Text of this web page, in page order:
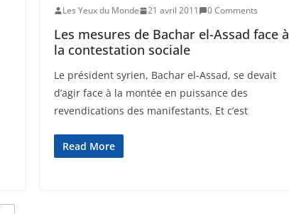
Les Yeux du Monde 21 avril 2011 0 Comments
Les mesures de Bachar el-Assad face à
la contestation sociale
Le président syrien, Bachar el-Assad, se devait
d’agir face à la montée en puissance des
revendications des manifestants. Et c’est
Read More